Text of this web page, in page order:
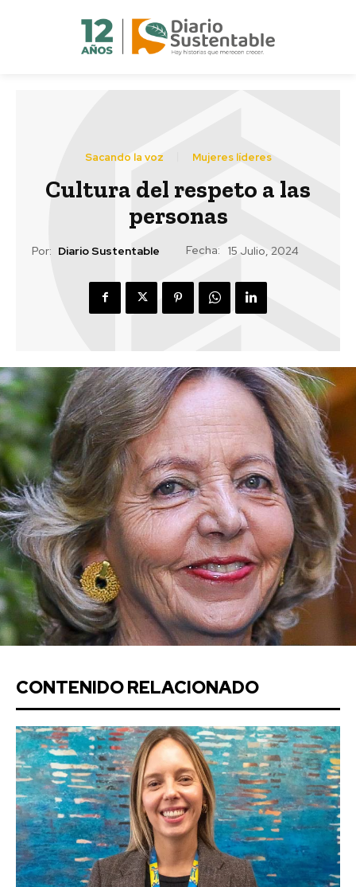
Sacando la voz Mujeres líderes
Cultura del respeto a las
personas
Por: Diario Sustentable Fecha: 15 Julio, 2024
CONTENIDO RELACIONADO